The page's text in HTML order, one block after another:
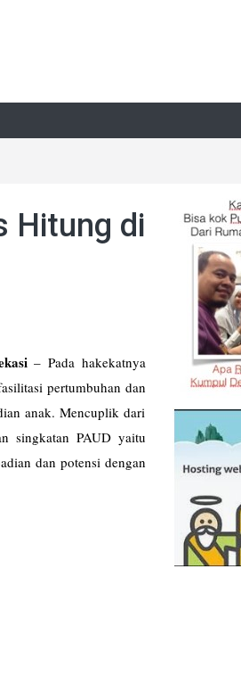
Hitung di
– Pada hakekatnya
pertumbuhan dan
anak. Mencuplik dari
singkatan PAUD yaitu
dan potensi dengan